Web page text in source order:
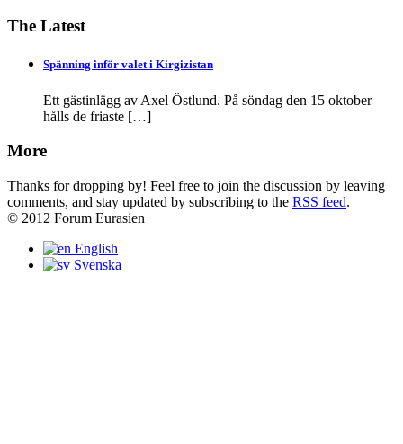
The Latest
Spänning inför valet i Kirgizistan
Ett gästinlägg av Axel Östlund. På söndag den 15 oktober
hålls de friaste […]
More
Thanks for dropping by! Feel free to join the discussion by leaving
comments, and stay updated by subscribing to the RSS feed.
© 2012 Forum Eurasien
English
Svenska